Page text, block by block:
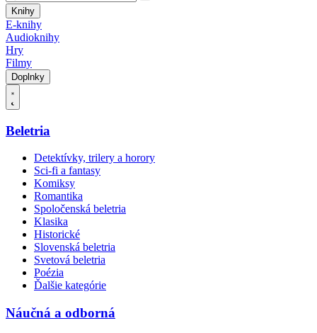
Knihy
E-knihy
Audioknihy
Hry
Filmy
Doplnky
Beletria
Detektívky, trilery a horory
Sci-fi a fantasy
Komiksy
Romantika
Spoločenská beletria
Klasika
Historické
Slovenská beletria
Svetová beletria
Poézia
Ďalšie kategórie
Náučná a odborná